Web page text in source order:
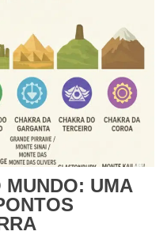
MUNDO: UMA